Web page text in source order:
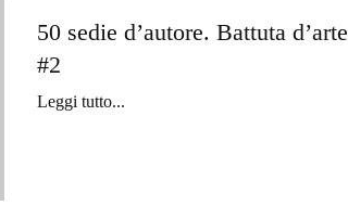
50 sedie d’autore. Battuta d’arte
#2
Leggi tutto...